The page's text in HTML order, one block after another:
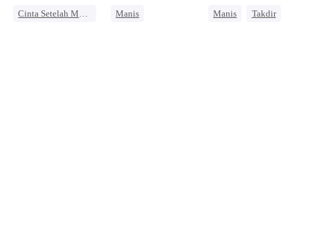
Cinta Setelah Menikah
Manis
Manis
Takdir